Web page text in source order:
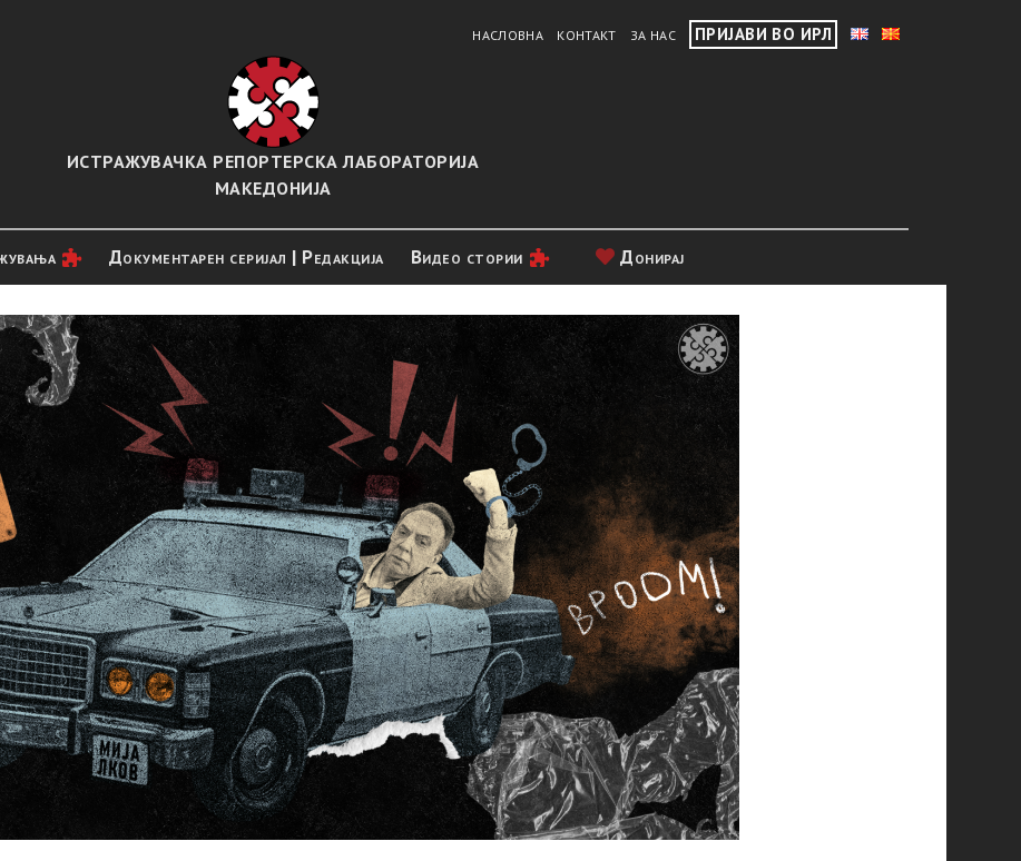
НАСЛОВНА КОНТАКТ ЗА НАС ПРИЈАВИ ВО ИРЛ
ИСТРАЖУВАЧКА РЕПОРТЕРСКА ЛАБОРАТОРИЈА
МАКЕДОНИЈА
Документарен серијал | Редакција Видео стории Донирај